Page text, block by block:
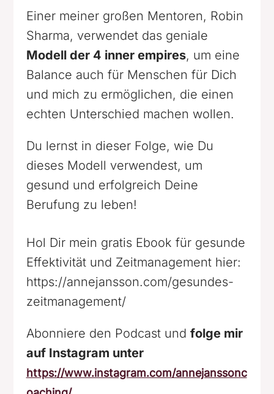
Einer meiner großen Mentoren, Robin
Sharma, verwendet das geniale
Modell der 4 inner empires, um eine
Balance auch für Menschen für Dich
und mich zu ermöglichen, die einen
echten Unterschied machen wollen.
Du lernst in dieser Folge, wie Du
dieses Modell verwendest, um
gesund und erfolgreich Deine
Berufung zu leben!
Hol Dir mein gratis Ebook für gesunde
Effektivität und Zeitmanagement hier:
https://annejansson.com/gesundes-
zeitmanagement/
Abonniere den Podcast und folge mir
auf Instagram unter
https://www.instagram.com/annejanssonc